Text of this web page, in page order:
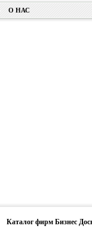
О НАС
Каталог фирм Бизнес